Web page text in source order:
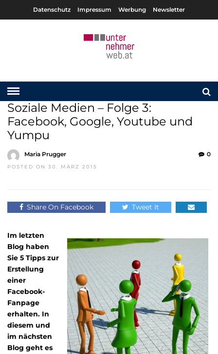
Datenschutz Impressum Werbung Newsletter
Soziale Medien – Folge 3:
Facebook, Google, Youtube und
Yumpu
Maria Prugger
POSTED ON 30. MÄRZ 2015
0
Share On Facebook Tweet It
Im letzten
Blog haben
Sie 5 Tipps zur
Erstellung
einer
Facebook-
Fanpage
erhalten. In
diesem und
im nächsten
Blog geht es